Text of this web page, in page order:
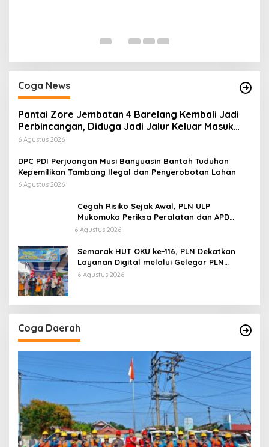
Coga News
Pantai Zore Jembatan 4 Barelang Kembali Jadi
Perbincangan, Diduga Jadi Jalur Keluar Masuk
Barang Tanpa Dokumen Kepabeanan, Nama
Mengungkap Dugaan Aktivitas di Kawasan Pesisir
6 Agustus 2026
DPC PDI Perjuangan Musi Banyuasin Bantah Tuduhan
Kepemilikan Tambang Ilegal dan Penyerobotan Lahan
6 Agustus 2026
Cegah Risiko Sejak Awal, PLN ULP
Mukomuko Periksa Peralatan dan APD
Petugas secara Rutin
6 Agustus 2026
Semarak HUT OKU ke-116, PLN Dekatkan
Layanan Digital melalui Gelegar PLN
Mobile 2026
6 Agustus 2026
Coga Daerah